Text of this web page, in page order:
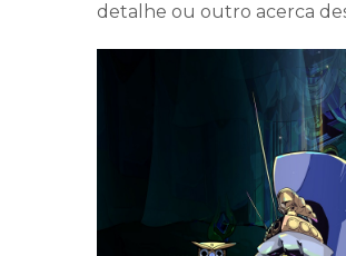
detalhe ou outro acerca